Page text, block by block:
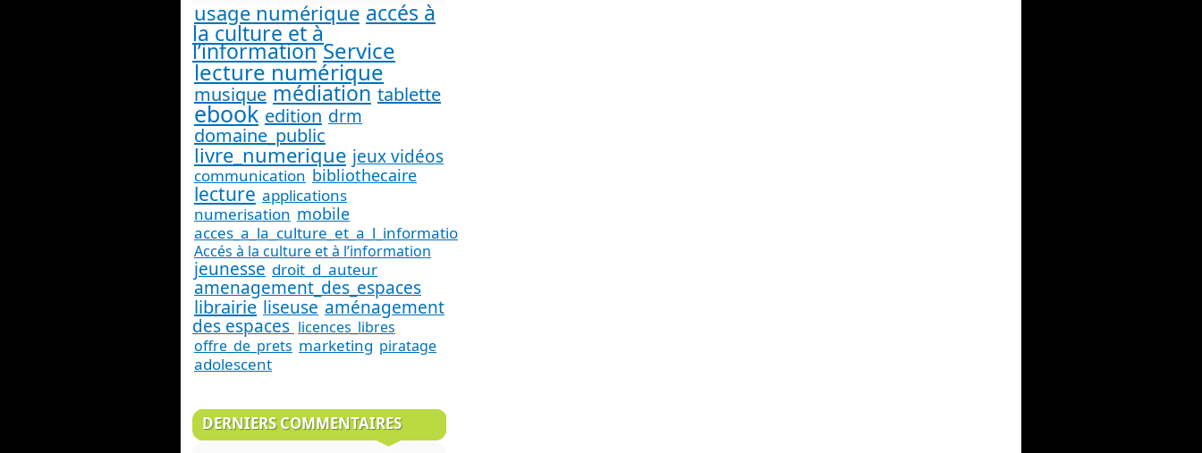
usage numérique accés à
la culture et à
l’information Service
lecture numérique
musique médiation tablette
ebook edition drm
domaine_public
livre_numerique jeux vidéos
communication bibliothecaire
lecture applications
numerisation mobile
acces_a_la_culture_et_a_l_information_
Accés à la culture et à l’information
jeunesse droit_d_auteur
amenagement_des_espaces
librairie liseuse aménagement
des espaces licences_libres
offre_de_prets marketing piratage
adolescent
DERNIERS COMMENTAIRES